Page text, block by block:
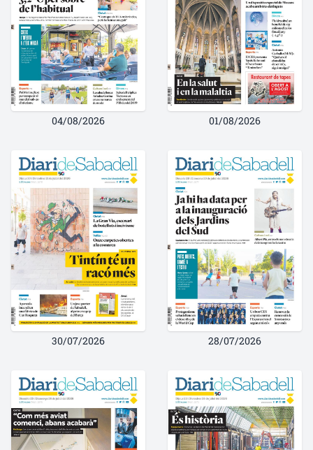
04/08/2026 01/08/2026
30/07/2026 28/07/2026